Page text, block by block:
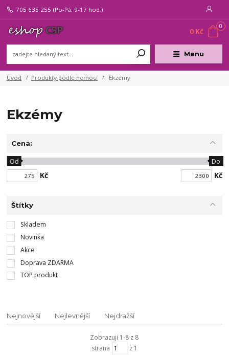
Menu
705 635 255 (Po-Pá, 9-17 hod.)
0
0 Kč
Úvod Produkty podle nemocí Ekzémy
Ekzémy
Cena:
Kč
Od Do
Kč
Štítky
Skladem
Novinka
Akce
Doprava ZDARMA
TOP produkt
Nejnovější Nejlevnější Nejdražší
Zobrazuji 1-8 z 8
strana
z 1